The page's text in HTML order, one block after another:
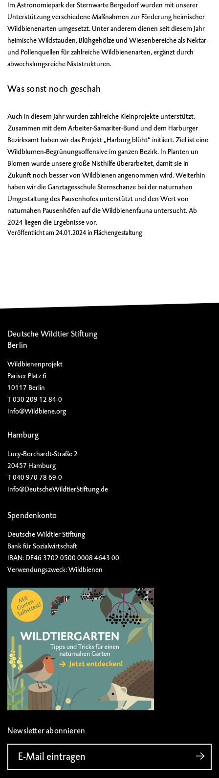
Im Astronomiepark der Sternwarte Bergedorf wurden mit unserer
Unterstützung verschiedene Maßnahmen zur Förderung heimischer
Wildbienenarten umgesetzt. Unter anderem dienen seit diesem Jahr
heimische Wildstauden, Blühgehölze und Wiesenbereiche als Nektar-
und Pollenquellen für zahlreiche Wildbienenarten, ergänzt durch
abwechslungsreiche Niststrukturen.
Was sonst noch geschah
Auch in diesem Jahr wurden zahlreiche Kleinprojekte unterstützt.
Zusammen mit dem Arbeiter-Samariter-Bund und dem Harburger
Bezirksamt haben wir das Projekt „Harburg blüht“ initiiert. Ziel ist eine
Wildblumen-Begrünungsoffensive im ganzen Bezirk. In Planten un
Blomen wurde unsere große Nisthilfe überarbeitet, damit sie in
Zukunft noch besser von Wildbienen angenommen wird. Weiterhin
haben wir die Ganztagesschule Sternschanze bei der naturnahen
Umgestaltung des Pausenhofes unterstützt und den Wert von
naturnahen Pausenhöfen auf die Wildbienenfauna untersucht. Ab
2024 liegen die Ergebnisse vor.
Veröffentlicht am24.01.2024in Flächengestaltung
Deutsche Wildtier Stiftung
Berlin
Wildbienenprojekt
Pariser Platz 6
10117 Berlin
T 030 209 12 84-0
Info@Wildbiene.org
Hamburg
Lucy-Borchardt-Straße 2
20457 Hamburg
T 040 970 78 69-0
Info@DeutscheWildtierStiftung.de
Spendenkonto
Deutsche Wildtier Stiftung
Bank für Sozialwirtschaft
IBAN: DE46 3702 0500 0008 4643 00
Verwendungszweck: Wildbienen
Newsletter abonnieren
E-Mail eintragen